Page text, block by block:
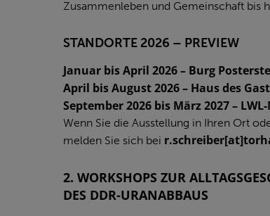
Zusammenleben und Gemeinschaft bis
STANDORTE 2026 – PREVIEW
Januar bis April 2026 – Burg
April bis August 2026 – Haus des
September 2026 bis März 2027 –
Wenn Sie die Ausstellung in Ihren Ort
melden Sie sich bei
2. WORKSHOPS ZUR
DES DDR-URANABBAUS